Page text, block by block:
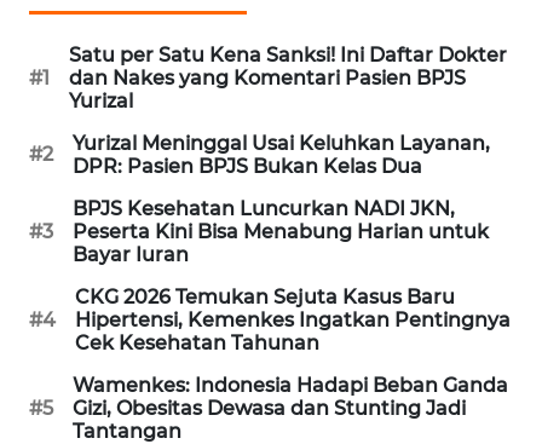
#1
Satu per Satu Kena Sanksi! Ini Daftar Dokter
dan Nakes yang Komentari Pasien BPJS
Yurizal
#2
Yurizal Meninggal Usai Keluhkan Layanan,
DPR: Pasien BPJS Bukan Kelas Dua
#3
BPJS Kesehatan Luncurkan NADI JKN,
Peserta Kini Bisa Menabung Harian untuk
Bayar Iuran
#4
CKG 2026 Temukan Sejuta Kasus Baru
Hipertensi, Kemenkes Ingatkan Pentingnya
Cek Kesehatan Tahunan
#5
Wamenkes: Indonesia Hadapi Beban Ganda
Gizi, Obesitas Dewasa dan Stunting Jadi
Tantangan
MASYARAKAT
KELISTRIKAN
WALINKI
MAWAKA
MARTABAT
PLN